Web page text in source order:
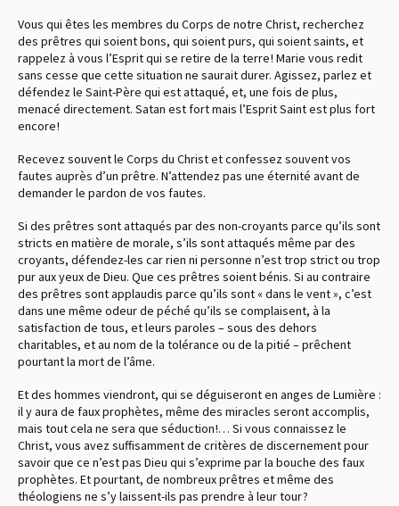
Vous qui êtes les membres du Corps de notre Christ, recherchez
des prêtres qui soient bons, qui soient purs, qui soient saints, et
rappelez à vous l’Esprit qui se retire de la terre ! Marie vous redit
sans cesse que cette situation ne saurait durer. Agissez, parlez et
défendez le Saint-Père qui est attaqué, et, une fois de plus,
menacé directement. Satan est fort mais l’Esprit Saint est plus fort
encore !
Recevez souvent le Corps du Christ et confessez souvent vos
fautes auprès d’un prêtre. N’attendez pas une éternité avant de
demander le pardon de vos fautes.
Si des prêtres sont attaqués par des non-croyants parce qu’ils sont
stricts en matière de morale, s’ils sont attaqués même par des
croyants, défendez-les car rien ni personne n’est trop strict ou trop
pur aux yeux de Dieu. Que ces prêtres soient bénis. Si au contraire
des prêtres sont applaudis parce qu’ils sont « dans le vent », c’est
dans une même odeur de péché qu’ils se complaisent, à la
satisfaction de tous, et leurs paroles – sous des dehors
charitables, et au nom de la tolérance ou de la pitié – prêchent
pourtant la mort de l’âme.
Et des hommes viendront, qui se déguiseront en anges de Lumière :
il y aura de faux prophètes, même des miracles seront accomplis,
mais tout cela ne sera que séduction !… Si vous connaissez le
Christ, vous avez suffisamment de critères de discernement pour
savoir que ce n’est pas Dieu qui s’exprime par la bouche des faux
prophètes. Et pourtant, de nombreux prêtres et même des
théologiens ne s’y laissent-ils pas prendre à leur tour ?